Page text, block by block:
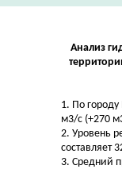
Анализ
1. По
м3/с (+270
2. Уровень
составляет
3. Средний